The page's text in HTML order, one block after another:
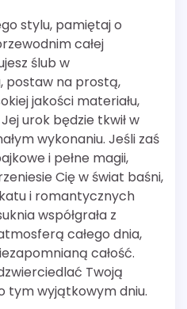
stylu, pamiętaj o
całej
ślub w
postaw na prostą,
jakości materiału,
urok będzie tkwił w
wykonaniu. Jeśli zaś
i pełne magii,
Cię w świat baśni,
i romantycznych
współgrała z
całego dnia,
całość.
Twoją
tym wyjątkowym dniu.